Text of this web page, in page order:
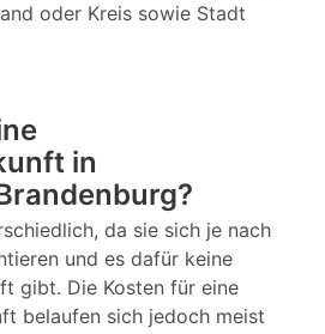
oder Kreis sowie Stadt
in
da sie sich je nach
und es dafür keine
gibt. Die Kosten für eine
belaufen sich jedoch meist